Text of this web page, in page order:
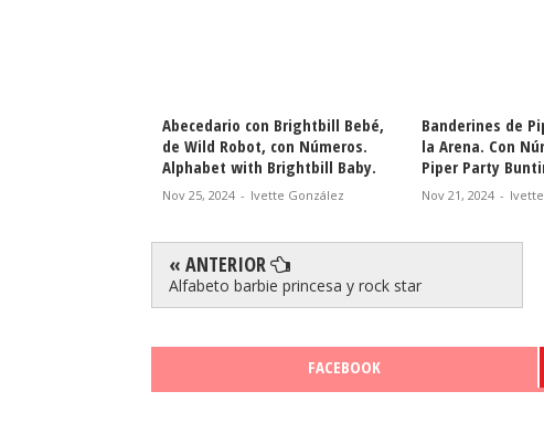
Abecedario con Brightbill Bebé,
de Wild Robot, con Números.
Alphabet with Brightbill Baby.
Nov 25, 2024 - Ivette González
Banderines de
la Arena. Con
Piper Party
Nov 21, 2024 -
« ANTERIOR
Alfabeto barbie princesa y rock star
FACEBOOK